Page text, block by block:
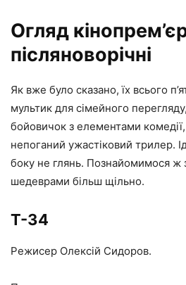
Огляд
післяноворічні
Як вже було сказано, їх всього
мультик для сімейного
бойовичок з елементами комедії,
непоганий ужастіковий трилер.
боку не глянь. Познайомимося ж
шедеврами більш щільно.
Т-34
Режисер Олексій Сидоров.